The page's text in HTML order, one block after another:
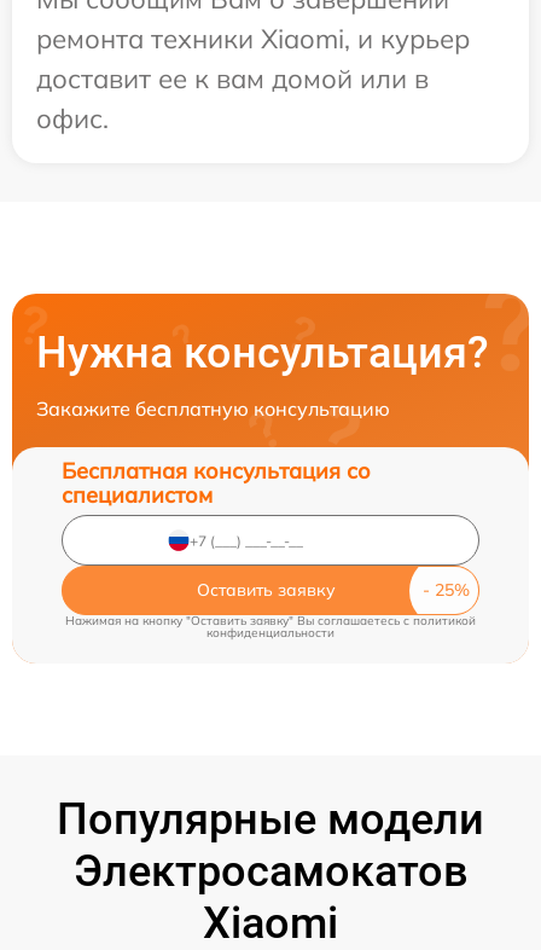
ремонта техники Xiaomi, и курьер
доставит ее к вам домой или в
офис.
Нужна консультация?
Закажите бесплатную консультацию
Бесплатная консультация со
специалистом
Оставить заявку
Нажимая на кнопку "Оставить заявку" Вы соглашаетесь cполитикой
конфиденциальности
Популярные модели
Электросамокатов
Xiaomi